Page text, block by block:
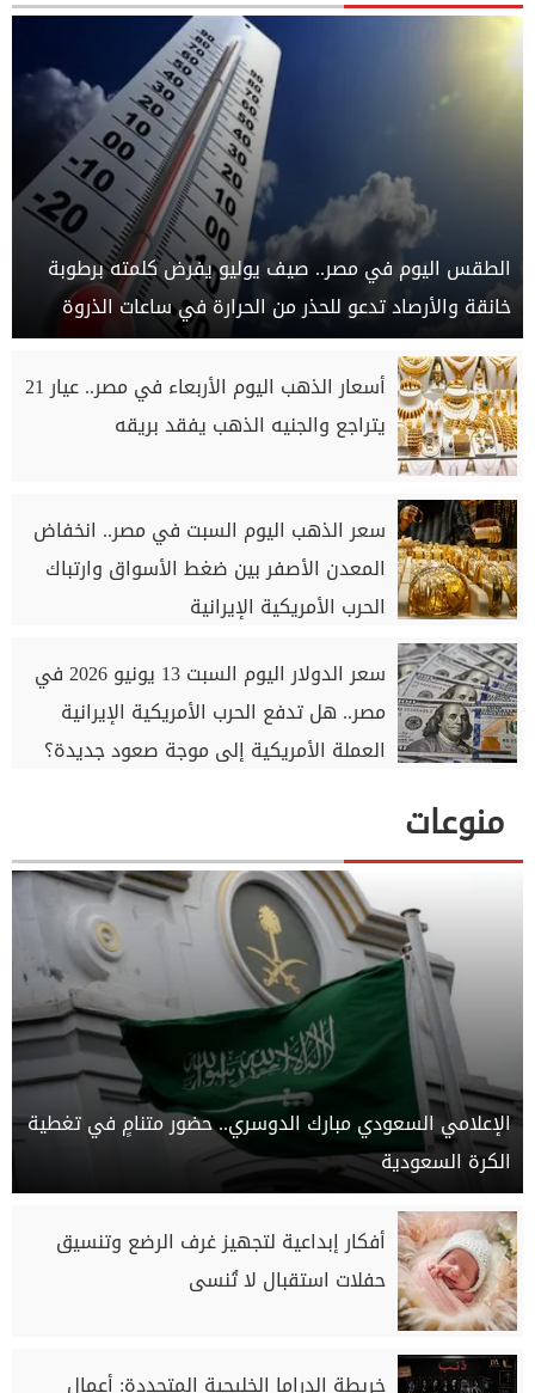
الطقس اليوم في مصر.. صيف يوليو يفرض كلمته برطوبة
خانقة والأرصاد تدعو للحذر من الحرارة في ساعات الذروة
أسعار الذهب اليوم الأربعاء في مصر.. عيار 21
يتراجع والجنيه الذهب يفقد بريقه
سعر الذهب اليوم السبت في مصر.. انخفاض
المعدن الأصفر بين ضغط الأسواق وارتباك
الحرب الأمريكية الإيرانية
سعر الدولار اليوم السبت 13 يونيو 2026 في
مصر.. هل تدفع الحرب الأمريكية الإيرانية
العملة الأمريكية إلى موجة صعود جديدة؟
منوعات
الإعلامي السعودي مبارك الدوسري.. حضور متنامٍ في تغطية
الكرة السعودية
أفكار إبداعية لتجهيز غرف الرضع وتنسيق
حفلات استقبال لا تُنسى
خريطة الدراما الخليجية المتجددة: أعمال